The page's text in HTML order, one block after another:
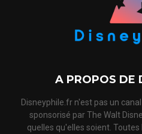
A PROPOS DE
Disneyphile.fr n'est pas un
sponsorisé par The Walt
quelles qu'elles soient.